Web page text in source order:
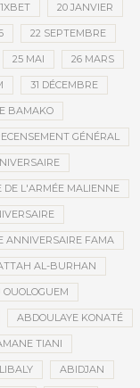
1XBET 20 JANVIER
22 SEPTEMBRE
25 MAI 26 MARS
31 DÉCEMBRE
BAMAKO
GÉNÉRAL
DE L'ARMÉE MALIENNE
ANNIVERSAIRE FAMA
AL-BURHAN
ABDOULAYE KONATÉ
TIANI
ABIDJAN